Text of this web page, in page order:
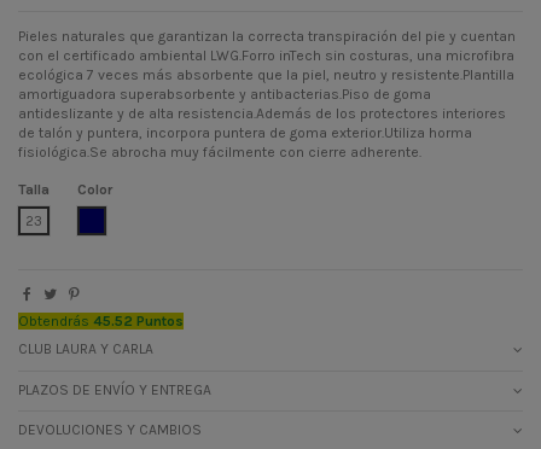
Pieles naturales que garantizan la correcta transpiración del pie y cuentan
con el certificado ambiental LWG.Forro inTech sin costuras, una microfibra
ecológica 7 veces más absorbente que la piel, neutro y resistente.Plantilla
amortiguadora superabsorbente y antibacterias.Piso de goma
antideslizante y de alta resistencia.Además de los protectores interiores
de talón y puntera, incorpora puntera de goma exterior.Utiliza horma
fisiológica.Se abrocha muy fácilmente con cierre adherente.
Talla
23
Color
Obtendrás 45.52 Puntos
CLUB LAURA Y CARLA
PLAZOS DE ENVÍO Y ENTREGA
DEVOLUCIONES Y CAMBIOS